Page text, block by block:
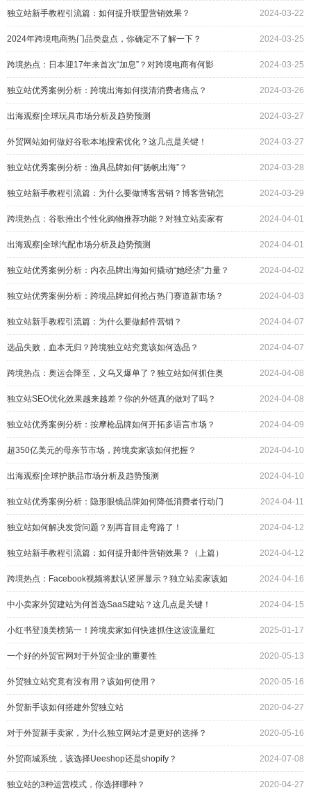
独立站新手教程引流篇：如何提升联盟营销效果？ 2024-03-22
2024年跨境电商热门品类盘点，你确定不了解一下？ 2024-03-25
跨境热点：日本迎17年来首次“加息”？对跨境电商有何影
响？
2024-03-25
独立站优秀案例分析：跨境出海如何摸清消费者痛点？ 2024-03-26
出海观察|全球玩具市场分析及趋势预测 2024-03-27
外贸网站如何做好谷歌本地搜索优化？这几点是关键！ 2024-03-27
独立站优秀案例分析：渔具品牌如何“扬帆出海”？ 2024-03-28
独立站新手教程引流篇：为什么要做博客营销？博客营销怎
么做？
2024-03-29
跨境热点：谷歌推出个性化购物推荐功能？对独立站卖家有
何影响
2024-04-01
出海观察|全球汽配市场分析及趋势预测 2024-04-01
独立站优秀案例分析：内衣品牌出海如何撬动“她经济”力量？ 2024-04-02
独立站优秀案例分析：跨境品牌如何抢占热门赛道新市场？ 2024-04-03
独立站新手教程引流篇：为什么要做邮件营销？ 2024-04-07
选品失败，血本无归？跨境独立站究竟该如何选品？ 2024-04-07
跨境热点：奥运会降至，义乌又爆单了？独立站如何抓住奥
运经济？
2024-04-08
独立站SEO优化效果越来越差？你的外链真的做对了吗？ 2024-04-08
独立站优秀案例分析：按摩枪品牌如何开拓多语言市场？ 2024-04-09
超350亿美元的母亲节市场，跨境卖家该如何把握？ 2024-04-10
出海观察|全球护肤品市场分析及趋势预测 2024-04-10
独立站优秀案例分析：隐形眼镜品牌如何降低消费者行动门
槛？
2024-04-11
独立站如何解决发货问题？别再盲目走弯路了！ 2024-04-12
独立站新手教程引流篇：如何提升邮件营销效果？（上篇） 2024-04-12
跨境热点：Facebook视频将默认竖屏显示？独立站卖家该如
何应对？
2024-04-16
中小卖家外贸建站为何首选SaaS建站？这几点是关键！ 2024-04-15
小红书登顶美榜第一！跨境卖家如何快速抓住这波流量红
利？
2025-01-17
一个好的外贸官网对于外贸企业的重要性 2020-05-13
外贸独立站究竟有没有用？该如何使用？ 2020-05-16
外贸新手该如何搭建外贸独立站 2020-04-27
对于外贸新手卖家，为什么独立网站才是更好的选择？ 2020-05-16
外贸商城系统，该选择Ueeshop还是shopify？ 2024-07-08
独立站的3种运营模式，你选择哪种？ 2020-04-27